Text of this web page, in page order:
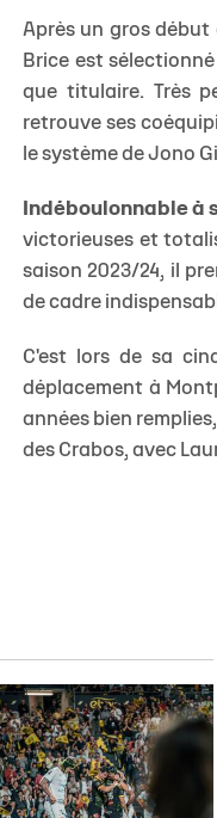
Après un gros début
Brice est
que titulaire. Très
retrouve ses
le système de Jono
Indéboulonnable à
victorieuses et
saison 2023/24, il
de cadre
C'est lors de sa
déplacement à
années bien
des Crabos, avec